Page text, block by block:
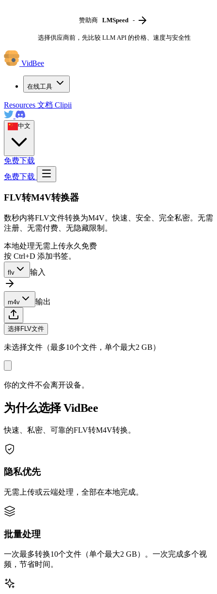
赞助商 LMSpeed -
选择供应商前，先比较 LLM API 的价格、速度与安全性
VidBee
在线工具
Resources 文档 Clipii
中文
免费下载
免费下载
FLV转M4V转换器
数秒内将FLV文件转换为M4V。快速、安全、完全私密。无需
注册、无需付费、无隐藏限制。
本地处理无需上传永久免费
按 Ctrl+D 添加书签。
flv 输入
m4v 输出
选择FLV文件
未选择文件（最多10个文件，单个最大2 GB）
你的文件不会离开设备。
为什么选择 VidBee
快速、私密、可靠的FLV转M4V转换。
隐私优先
无需上传或云端处理，全部在本地完成。
批量处理
一次最多转换10个文件（单个最大2 GB）。一次完成多个视
频，节省时间。